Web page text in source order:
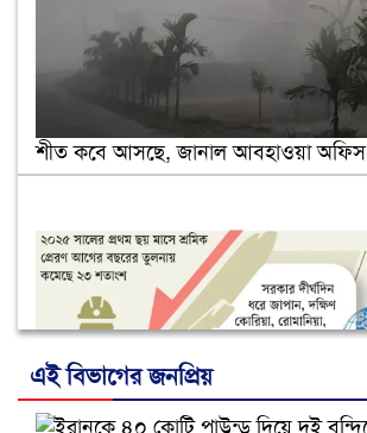
শীত কবে আসছে, জানাল আবহাওয়া অফিস
এই বিভাগের জনপ্রিয়